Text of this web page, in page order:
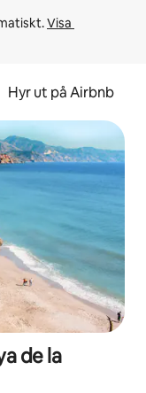
Visa
Hyr ut på Airbnb
de la